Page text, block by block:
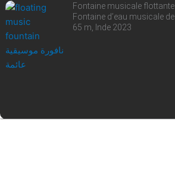
Fontaine musicale flottante
Fontaine d’eau musicale de
65 m, Inde 2023